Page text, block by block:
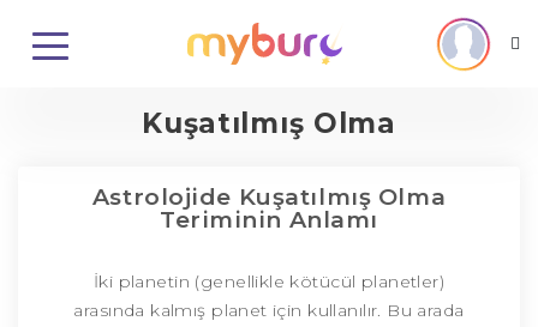
Kuşatılmış Olma
Astrolojide Kuşatılmış Olma
Teriminin Anlamı
İki planetin (genellikle kötücül planetler)
arasında kalmış planet için kullanılır. Bu arada